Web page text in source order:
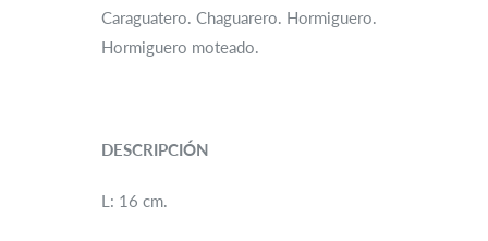
Caraguatero. Chaguarero. Hormiguero.
Hormiguero moteado.
DESCRIPCIÓN
L: 16 cm.